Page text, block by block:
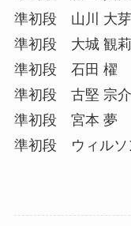
準初段 山川
準初段 大城
準初段 石田
準初段 古堅 宗
準初段 宮本
準初段 ウィルソ